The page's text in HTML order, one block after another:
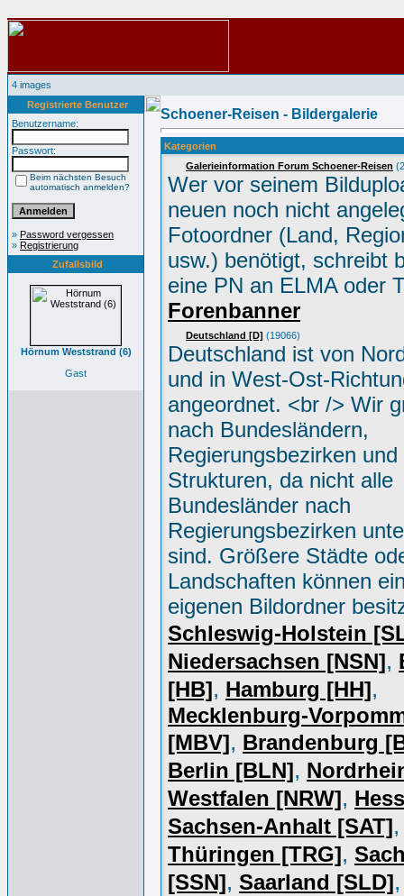
4 images
Registrierte Benutzer
Benutzername:
Passwort:
Beim nächsten Besuch
automatisch anmelden?
» Password vergessen
» Registrierung
Zufallsbild
Hörnum Weststrand (6)
Gast
Schoener-Reisen - Bildergalerie
Kategorien
Galerieinformation Forum Schoener-Reisen
Wer vor seinem
neuen noch nicht
Fotoordner (Land,
usw.) benötigt, schreibt
eine PN an ELMA oder
Forenbanner
Deutschland [D] (19066)
Deutschland ist von
und in West-Ost-
angeordnet. <br /> Wir
nach Bundesländern,
Regierungsbezirken
Strukturen, da nicht alle
Bundesländer nach
Regierungsbezirken
sind. Größere Städte
Landschaften können
eigenen Bildordner
Schleswig-Holstein
Niedersachsen [NSN],
[HB], Hamburg [HH],
Mecklenburg-
[MBV], Brandenburg
Berlin [BLN],
Westfalen [NRW],
Sachsen-Anhalt [SAT],
Thüringen [TRG],
[SSN], Saarland [SLD],